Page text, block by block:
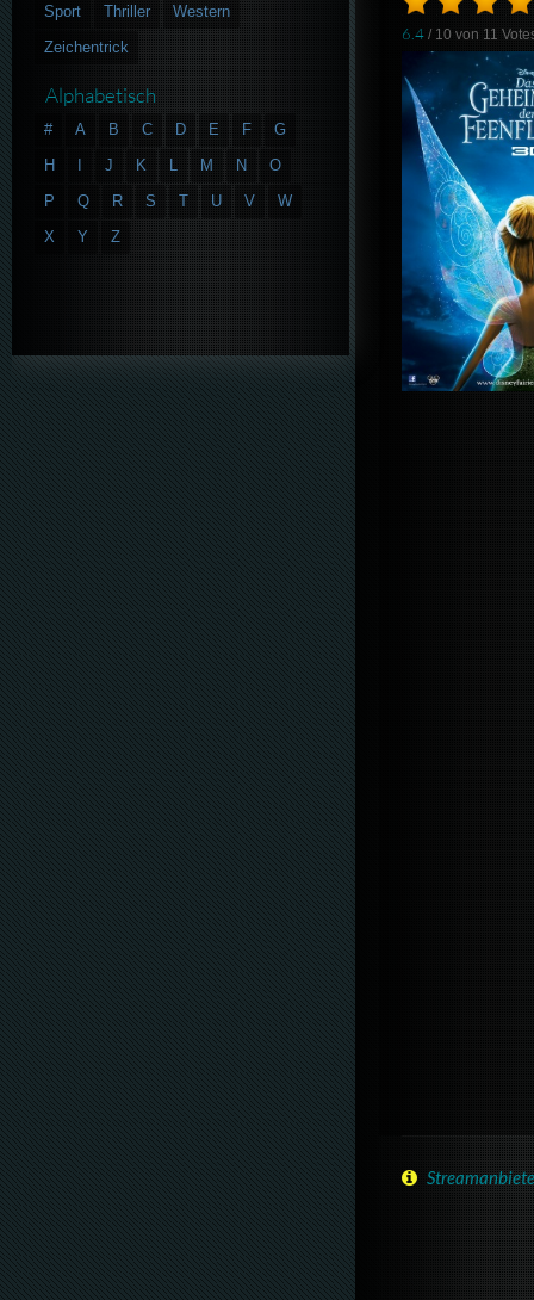
6.4 / 10 von 11
Sport
Thriller
Western
Zeichentrick
Alphabetisch
# A B C D E F
G
H
J K L M N
O
P
Q R S T U V
W
X
Y Z